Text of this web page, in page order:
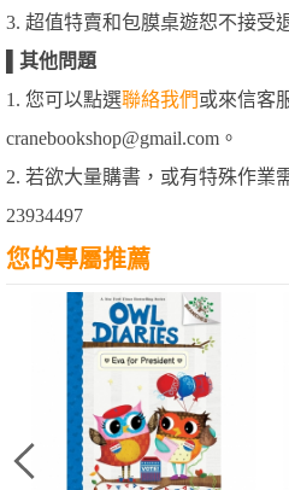
3. 超值特賣和包膜桌遊恕不接受
其他問題
1. 您可以點選聯絡我們或來信客
cranebookshop@gmail.com。
2. 若欲大量購書，或有特殊作業
23934497
您的專屬推薦